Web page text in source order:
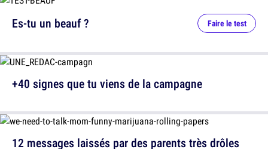
12 messages laissés par des parents très drôles
Es-tu un beauf ? Faire le test
+40 signes que tu viens de la campagne